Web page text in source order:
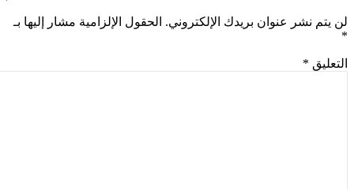
لن يتم نشر عنوان بريدك الإلكتروني.
الحقول الإلزامية مشار إليها بـ
*
التعليق *